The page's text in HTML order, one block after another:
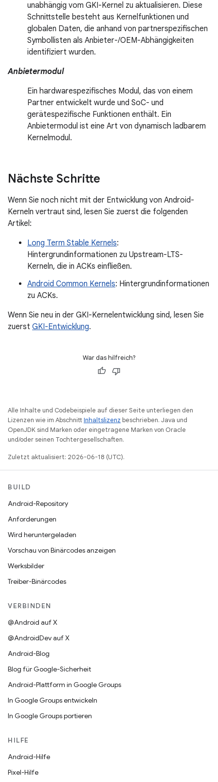
unabhängig vom GKI-Kernel zu aktualisieren. Diese
Schnittstelle besteht aus Kernelfunktionen und
globalen Daten, die anhand von partnerspezifischen
Symbollisten als Anbieter-/OEM-Abhängigkeiten
identifiziert wurden.
Anbietermodul
Ein hardwarespezifisches Modul, das von einem
Partner entwickelt wurde und SoC- und
gerätespezifische Funktionen enthält. Ein
Anbietermodul ist eine Art von dynamisch ladbarem
Kernelmodul.
Nächste Schritte
Wenn Sie noch nicht mit der Entwicklung von Android-
Kerneln vertraut sind, lesen Sie zuerst die folgenden
Artikel:
Long Term Stable Kernels:
Hintergrundinformationen zu Upstream-LTS-
Kerneln, die in ACKs einfließen.
Android Common Kernels: Hintergrundinformationen
zu ACKs.
Wenn Sie neu in der GKI-Kernelentwicklung sind, lesen Sie
zuerst GKI-Entwicklung.
War das hilfreich?
Alle Inhalte und Codebeispiele auf dieser Seite unterliegen den
Lizenzen wie im AbschnittInhaltslizenz beschrieben. Java und
OpenJDK sind Marken oder eingetragene Marken von Oracle
und/oder seinen Tochtergesellschaften.
Zuletzt aktualisiert: 2026-06-18 (UTC).
BUILD
Android-Repository
Anforderungen
Wird heruntergeladen
Vorschau von Binärcodes anzeigen
Werksbilder
Treiber-Binärcodes
VERBINDEN
@Android auf X
@AndroidDev auf X
Android-Blog
Blog für Google-Sicherheit
Android-Plattform in Google Groups
In Google Groups entwickeln
In Google Groups portieren
HILFE
Android-Hilfe
Pixel-Hilfe